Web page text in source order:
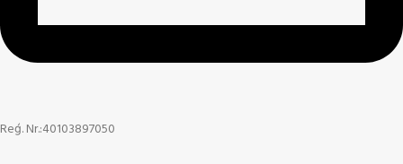
Reģ. Nr.:40103897050